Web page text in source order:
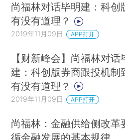
尚福林对话毕明建：科创
有没有道理？
2019年11月09日 APP打开
【财新峰会】尚福林对话
建：科创版券商跟投机制
有没有道理？
2019年11月09日 APP打开
尚福林：金融供给侧改革
循金融发展的基本规律